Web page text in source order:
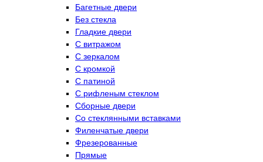
Багетные двери
Без стекла
Гладкие двери
С витражом
С зеркалом
С кромкой
С патиной
С рифленым стеклом
Сборные двери
Со стеклянными вставками
Филенчатые двери
Фрезерованные
Прямые